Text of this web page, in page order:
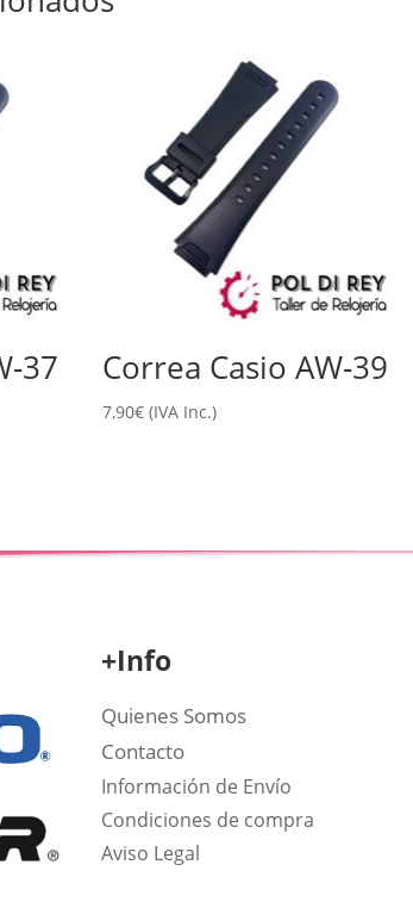
37 Correa Casio AW-39
7,90€ (IVA Inc.)
+Info
Quienes Somos
Contacto
Información de Envío
Condiciones de compra
Aviso Legal